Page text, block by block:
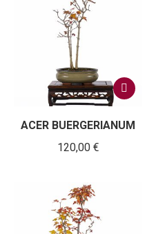
ACER BUERGERIANUM
120,00 €